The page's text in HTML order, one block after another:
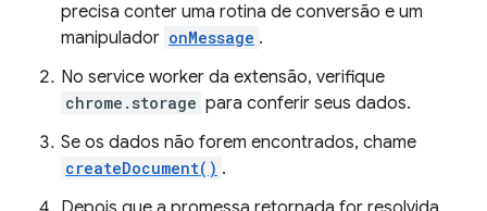
precisa conter uma rotina de conversão e um
manipulador onMessage .
No service worker da extensão, verifique
chrome.storage para conferir seus dados.
Se os dados não forem encontrados, chame
createDocument() .